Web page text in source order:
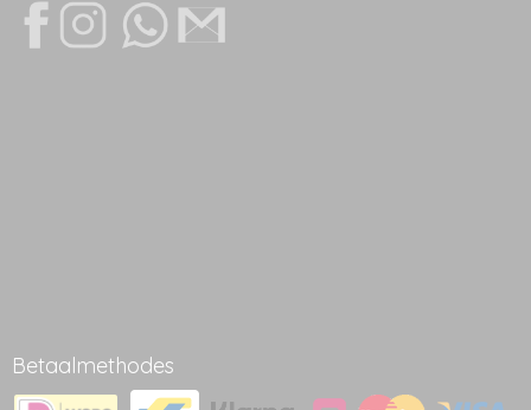
Betaalmethodes